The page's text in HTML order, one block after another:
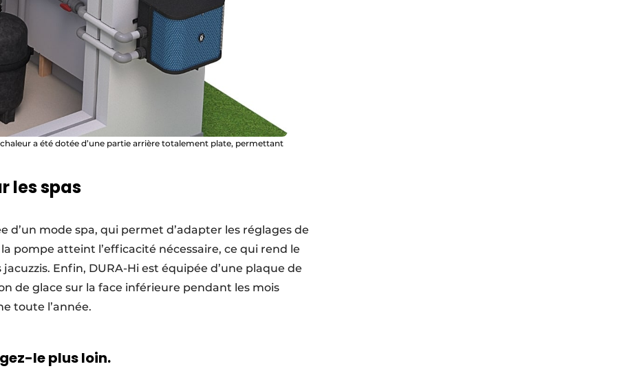
a été dotée d’une partie arrière totalement plate, permettant
les spas
d’un mode spa, qui permet d’adapter les réglages de
pompe atteint l’efficacité nécessaire, ce qui rend le
Enfin, DURA-Hi est équipée d’une plaque de
de glace sur la face inférieure pendant les mois
toute l’année.
le plus loin.